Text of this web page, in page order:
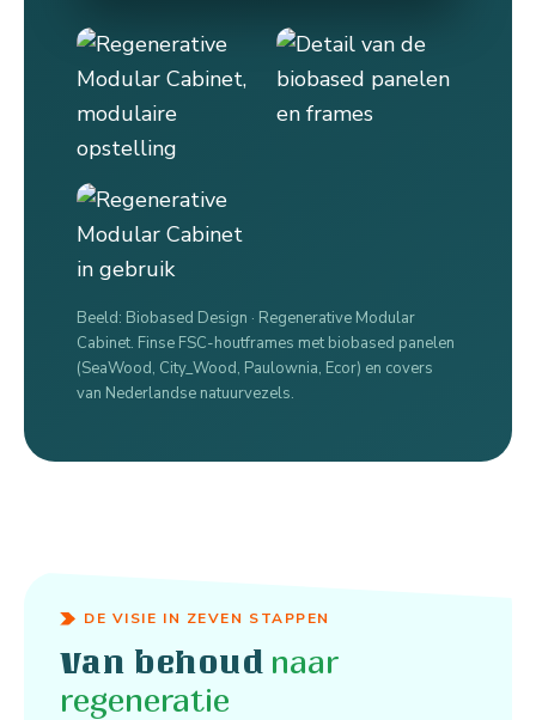
Beeld: Biobased Design · Regenerative Modular
Cabinet. Finse FSC-houtframes met biobased panelen
(SeaWood, City_Wood, Paulownia, Ecor) en covers
van Nederlandse natuurvezels.
DE VISIE IN ZEVEN STAPPEN
Van behoud naar
regeneratie